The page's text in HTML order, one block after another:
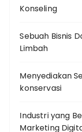
Konseling
Sebuah Bisnis
Limbah
Menyediakan
konservasi
Industri yang
Marketing